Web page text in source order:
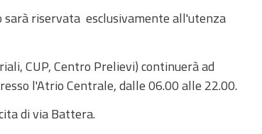
sarà riservata esclusivamente all'utenza
CUP, Centro Prelievi) continuerà ad
l'Atrio Centrale, dalle 06.00 alle 22.00.
di via Battera.